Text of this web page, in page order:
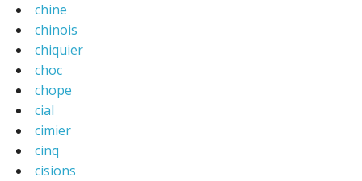
chine
chinois
chiquier
choc
chope
cial
cimier
cinq
cisions